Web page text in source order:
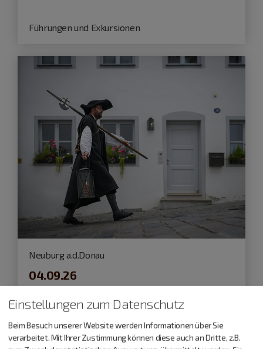
Führungen und Exkursionen
Neuburg a.d.Donau
04.09.26
Nachtwächterführung
Durch Neuburg mit Laternenlicht
Einstellungen zum Datenschutz
Beim Besuch unserer Website werden Informationen über Sie
verarbeitet. Mit Ihrer Zustimmung können diese auch an Dritte, z.B.